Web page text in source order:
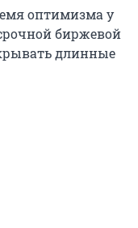
оптимизма у
биржевой
длинные